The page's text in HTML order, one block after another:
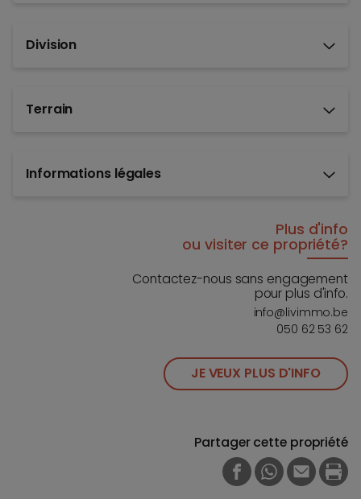
Division
Terrain
Informations légales
Plus d'info
ou visiter ce propriété?
Contactez-nous sans engagement
pour plus d'info.
info@livimmo.be
050 62 53 62
JE VEUX PLUS D'INFO
Partager cette propriété
FACEBOOK
WHATSAPP
E-MAIL